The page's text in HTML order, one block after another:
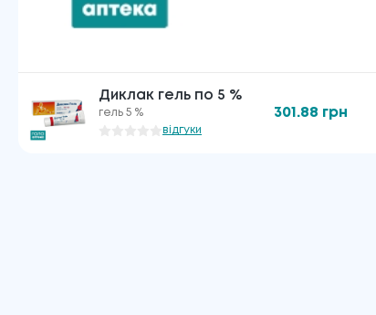
Диклак гель по 5 %
гель 5 %
відгуки
301.88 грн